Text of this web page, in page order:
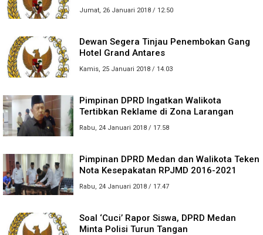
Jumat, 26 Januari 2018 / 12.50
Dewan Segera Tinjau Penembokan Gang
Hotel Grand Antares
Kamis, 25 Januari 2018 / 14.03
Pimpinan DPRD Ingatkan Walikota
Tertibkan Reklame di Zona Larangan
Rabu, 24 Januari 2018 / 17.58
Pimpinan DPRD Medan dan Walikota Teken
Nota Kesepakatan RPJMD 2016-2021
Rabu, 24 Januari 2018 / 17.47
Soal ‘Cuci’ Rapor Siswa, DPRD Medan
Minta Polisi Turun Tangan